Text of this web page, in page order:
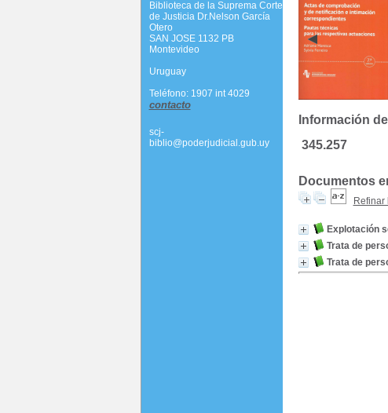
Información
345.257
Documentos
Refinar
Explotación
Trata de
Trata de
Biblioteca de la Suprema Corte
de Justicia Dr.Nelson García
Otero
SAN JOSE 1132 PB
Montevideo
Uruguay
Teléfono: 1907 int 4029
contacto
scj-
biblio@poderjudicial.gub.uy